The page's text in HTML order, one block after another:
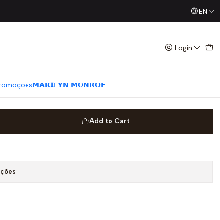
Login
𝗠𝗔𝗥𝗜𝗟𝗬𝗡 𝗠𝗢𝗡𝗥𝗢𝗘
Já conhece os nossos Diretos? Todas as Segundas /EN
Add to Cart